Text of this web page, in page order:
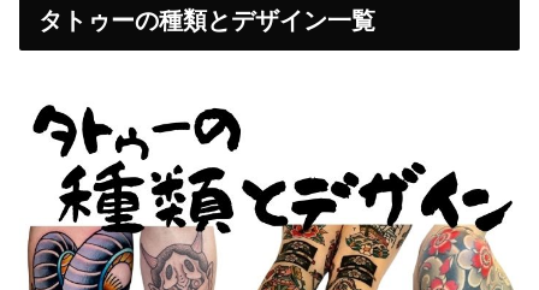
タトゥーの種類とデザイン一覧